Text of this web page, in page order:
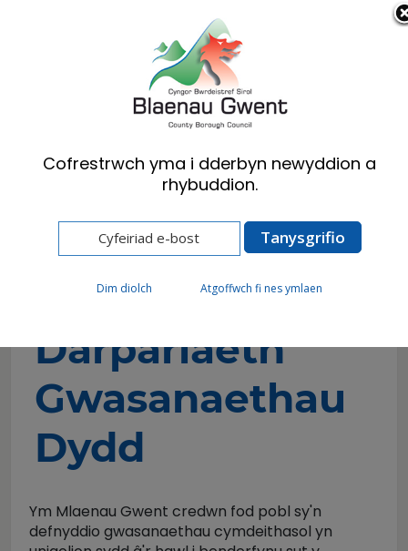
Cymraeg English
Preswylwyr
Gwasanaethau a ddarperir gan y cyngor
Darpariaeth Gwasanaethau Dydd
Darpariaeth
Gwasanaethau
Dydd
Ym Mlaenau Gwent credwn fod pobl sy'n
defnyddio gwasanaethau cymdeithasol yn
Cofrestrwch yma i dderbyn newyddion a
rhybuddion.
Dim diolch Atgoffwch fi nes ymlaen